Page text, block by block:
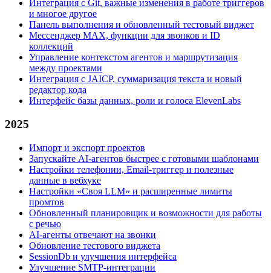
Интеграция с Git, важные изменения в работе триггеров
и многое другое
Панель выполнения и обновленный тестовый виджет
Мессенджер MAX, функции для звонков и ID
коллекций
Управление контекстом агентов и маршрутизация
между проектами
Интеграция с JAICP, суммаризация текста и новый
редактор кода
Интерфейс базы данных, роли и голоса ElevenLabs
2025
Импорт и экспорт проектов
Запускайте AI-агентов быстрее с готовыми шаблонами
Настройки телефонии, Email‑триггер и полезные
данные в вебхуке
Настройки «Своя LLM» и расширенные лимиты
промтов
Обновленный планировщик и возможности для работы
с речью
AI-агенты отвечают на звонки
Обновление тестового виджета
SessionDb и улучшения интерфейса
Улучшение SMTP-интеграции